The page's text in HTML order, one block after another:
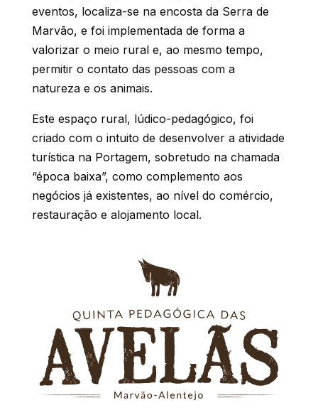
eventos, localiza-se na encosta da Serra de
Marvão, e foi implementada de forma a
valorizar o meio rural e, ao mesmo tempo,
permitir o contato das pessoas com a
natureza e os animais.
Este espaço rural, lúdico-pedagógico, foi
criado com o intuito de desenvolver a atividade
turística na Portagem, sobretudo na chamada
“época baixa”, como complemento aos
negócios já existentes, ao nível do comércio,
restauração e alojamento local.